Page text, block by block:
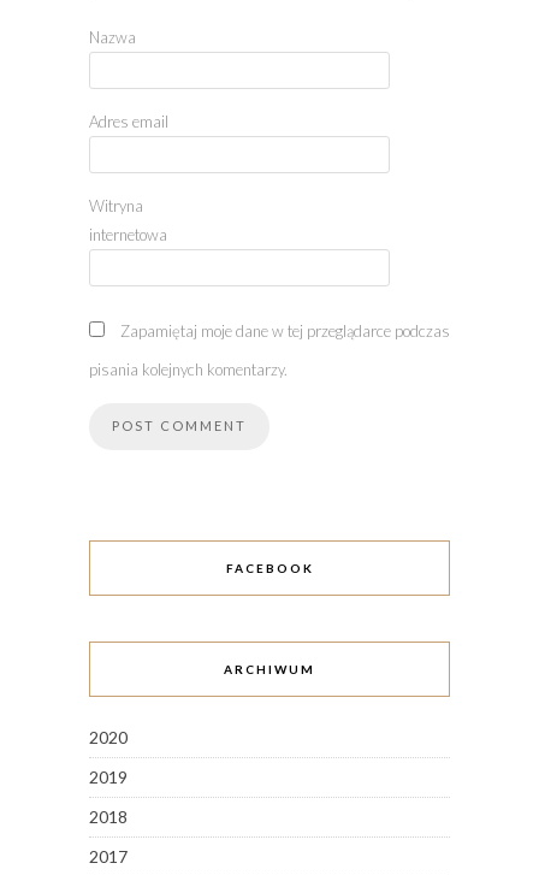
Nazwa
Adres email
Witryna
internetowa
Zapamiętaj moje dane w tej przeglądarce podczas
pisania kolejnych komentarzy.
FACEBOOK
ARCHIWUM
2020
2019
2018
2017